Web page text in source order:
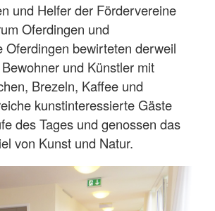
und Helfer der Fördervereine
Oferdingen und
Oferdingen bewirteten derweil
und Künstler mit
Brezeln, Kaffee und
kunstinteressierte Gäste
des Tages und genossen das
von Kunst und Natur.